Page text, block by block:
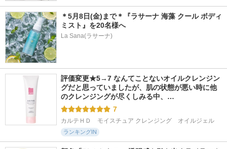
＊5月8日(金)まで＊『ラサーナ 海藻 クール ボディ
ミスト』を20名様へ
La Sana(ラサーナ)
評価変更★5→7 なんてことないオイルクレンジン
グだと思っていましたが、肌の状態が悪い時に他
のクレンジングが尽くしみる中、…
7
カルテＨＤ　モイスチュア クレンジング　オイルジェル
ランキングIN